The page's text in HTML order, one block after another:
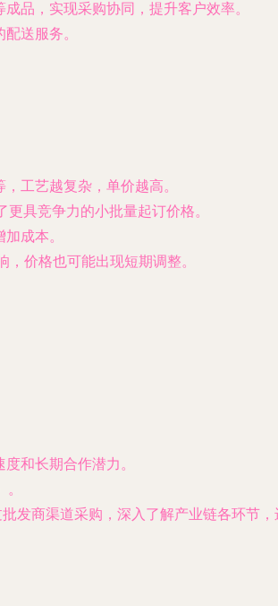
品，实现采购协同，提升客户效率。
送服务。
工艺越复杂，单价越高。
具竞争力的小批量起订价格。
成本。
价格也可能出现短期调整。
和长期合作潜力。
发商渠道采购，深入了解产业链各环节